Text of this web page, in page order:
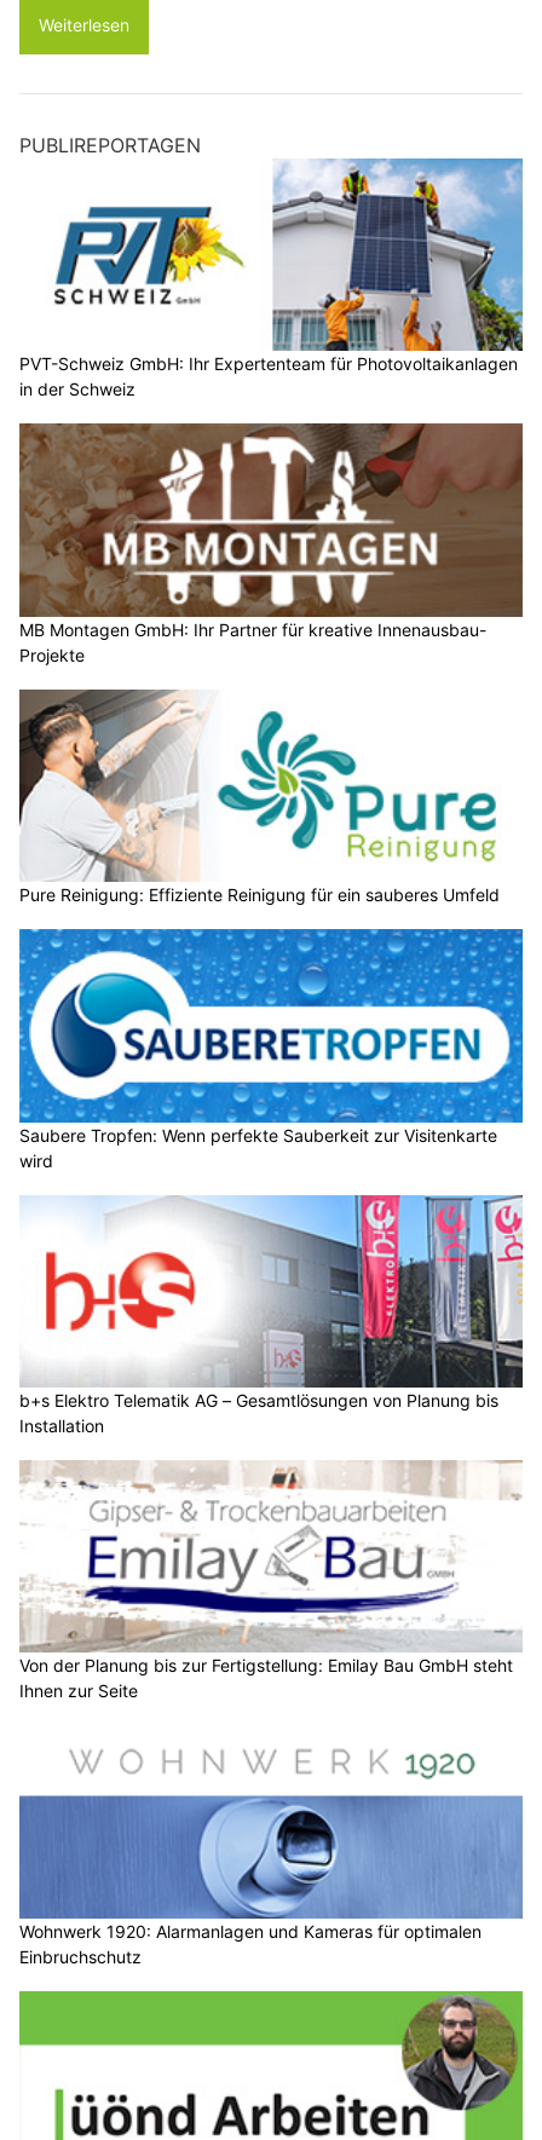
Weiterlesen
PUBLIREPORTAGEN
PVT-Schweiz GmbH: Ihr Expertenteam für Photovoltaikanlagen
in der Schweiz
MB Montagen GmbH: Ihr Partner für kreative Innenausbau-
Projekte
Pure Reinigung: Effiziente Reinigung für ein sauberes Umfeld
Saubere Tropfen: Wenn perfekte Sauberkeit zur Visitenkarte
wird
b+s Elektro Telematik AG – Gesamtlösungen von Planung bis
Installation
Von der Planung bis zur Fertigstellung: Emilay Bau GmbH steht
Ihnen zur Seite
Wohnwerk 1920: Alarmanlagen und Kameras für optimalen
Einbruchschutz